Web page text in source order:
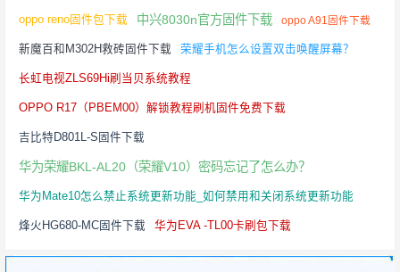
oppo reno固件包下载 中兴8030n官方固件下载 oppo A91固件下载
新魔百和M302H救砖固件下载 荣耀手机怎么设置双击唤醒屏幕？
长虹电视ZLS69Hi刷当贝系统教程
OPPO R17（PBEM00）解锁教程刷机固件免费下载
吉比特D801L-S固件下载
华为荣耀BKL-AL20（荣耀V10）密码忘记了怎么办？
华为Mate10怎么禁止系统更新功能_如何禁用和关闭系统更新功能
烽火HG680-MC固件下载 华为EVA -TL00卡刷包下载